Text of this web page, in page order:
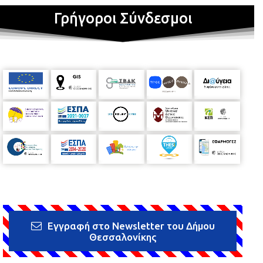
Γρήγοροι Σύνδεσμοι
Εγγραφή στο Newsletter του Δήμου
Θεσσαλονίκης